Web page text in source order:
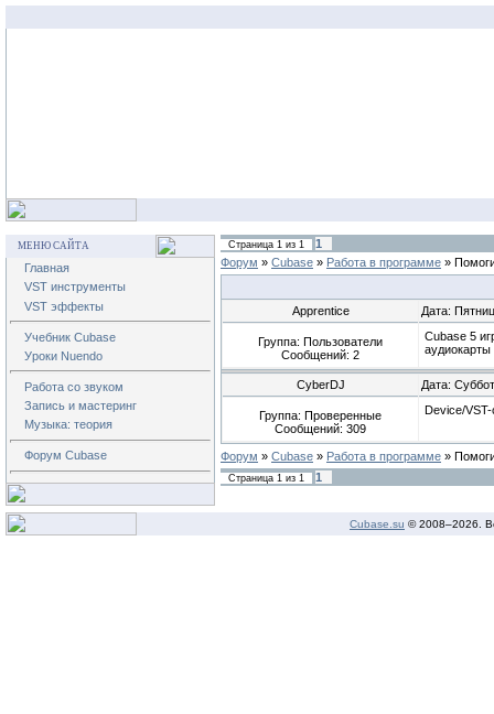
МЕНЮ САЙТА
Главная
VST инструменты
VST эффекты
Учебник Cubase
Уроки Nuendo
Работа со звуком
Запись и мастеринг
Музыка: теория
Форум Cubase
Страница 1 из 1
1
Форум » Cubase » Работа в программе »
Apprentice Дата:
Группа: Пользователи
Сообщений: 2
Cubase 5
CyberDJ Дата:
Группа: Проверенные
Сообщений: 309
Device/
Форум » Cubase » Работа в программе »
Страница 1 из 1 1
Cubase.su © 2008–2026.